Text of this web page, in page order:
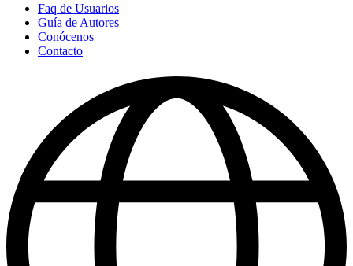
Faq de Usuarios
Guía de Autores
Conócenos
Contacto